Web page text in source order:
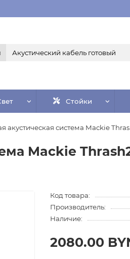
Стойки
акустическая система Mackie
Mackie
Код товара:
Производитель:
Наличие:
2080.00